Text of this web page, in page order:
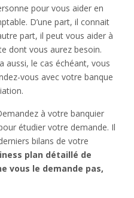
pour vous aider en
D’une part, il connait
part, il peut vous aider à
dont vous aurez besoin.
aussi, le cas échéant, vous
vous avec votre banque
à votre banquier
étudier votre demande. Il
bilans de votre
plan détaillé de
vous le demande pas,